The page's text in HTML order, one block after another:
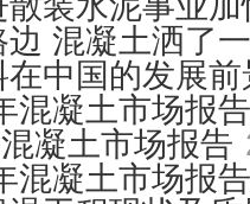
混凝土洒了
中国的发展
混凝土市场报告
凝土市场报告
混凝土市场报告